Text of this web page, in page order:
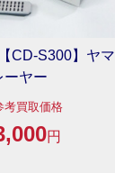
CD-S300】ヤマ
ーヤー
考買取価格
円